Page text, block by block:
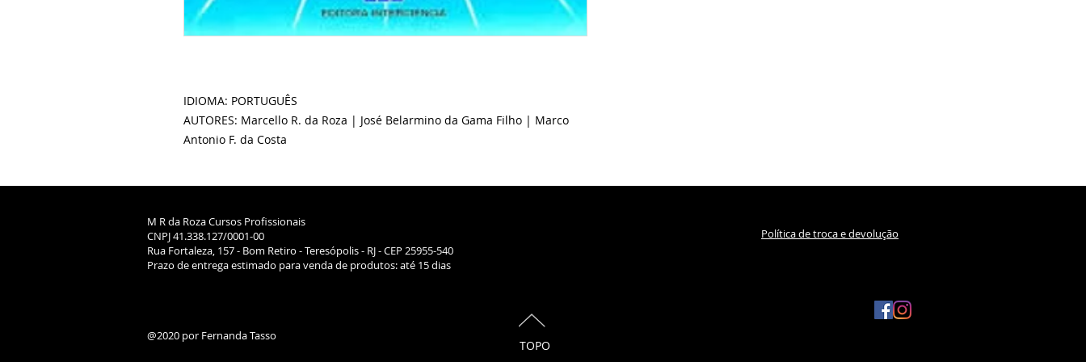
IDIOMA: PORTUGUÊS
AUTORES: Marcello R. da Roza | José Belarmino da Gama Filho | Marco
Antonio F. da Costa
M R da Roza Cursos Profissionais
CNPJ 41.338.127/0001-00
Rua Fortaleza, 157 - Bom Retiro - Teresópolis - RJ - CEP 25955-540
Prazo de entrega estimado para venda de produtos: até 15 dias
@2020 por Fernanda Tasso
TOPO
Política de troca e devolução